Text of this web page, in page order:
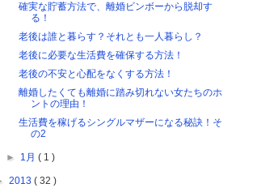
確実な貯蓄方法で、離婚ビンボーから脱却す
る！
老後は誰と暮らす？それとも一人暮らし？
老後に必要な生活費を確保する方法！
老後の不安と心配をなくする方法！
離婚したくても離婚に踏み切れない女たちのホ
ントの理由！
生活費を稼げるシングルマザーになる秘訣！そ
の2
► 1月( 1 )
2013 ( 32 )